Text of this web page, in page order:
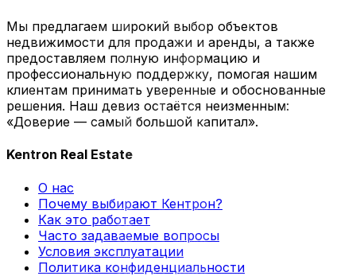
Мы предлагаем широкий выбор объектов
недвижимости для продажи и аренды, а также
предоставляем полную информацию и
профессиональную поддержку, помогая нашим
клиентам принимать уверенные и обоснованные
решения. Наш девиз остаётся неизменным:
«Доверие — самый большой капитал».
Kentron Real Estate
О нас
Почему выбирают Кентрон?
Как это работает
Часто задаваемые вопросы
Условия эксплуатации
Политика конфиденциальности